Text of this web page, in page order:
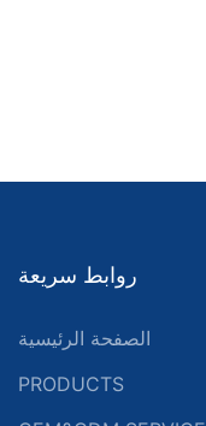
روابط سريعة
الصفحة الرئيسية
PRODUCTS